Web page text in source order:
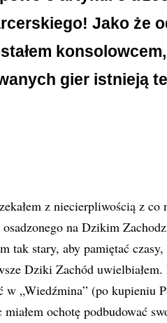
Jako że
gier istnieją
z niecierpliwością z co
na Dzikim
tak stary, aby pamiętać
Dziki Zachód
w „Wiedźmina” (po kupieniu
ochotę podbudować